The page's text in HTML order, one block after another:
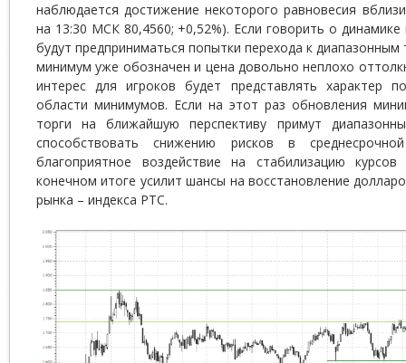
наблюдается достижение некоторого равновесия
на 13:30 МСК 80,4560; +0,52%). Если говорить о
будут предприниматься попытки перехода к
минимум уже обозначен и цена довольно неплохо
интерес для игроков будет представлять характер
области минимумов. Если на этот раз обновления
торги на ближайшую перспективу примут
способствовать снижению рисков в
благоприятное воздействие на стабилизацию
конечном итоге усилит шансы на восстановление
рынка – индекса РТС.